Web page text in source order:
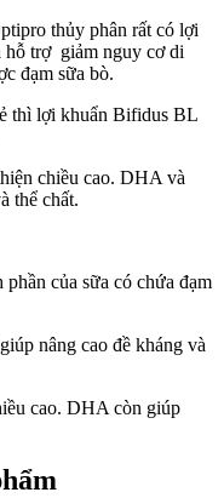
thủy phân rất có lợi
hỗ trợ giảm nguy cơ di
đạm sữa bò.
thì lợi khuẩn Bifidus BL
chiều cao. DHA và
thể chất.
của sữa có chứa đạm
nâng cao đề kháng và
cao. DHA còn giúp